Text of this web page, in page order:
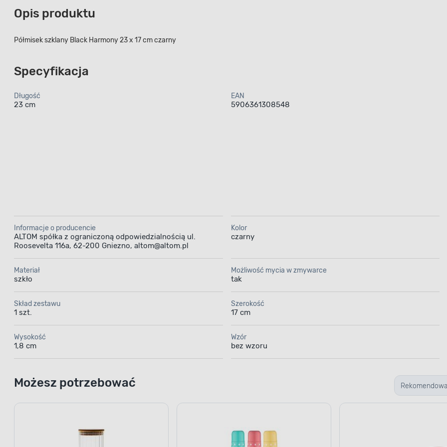
Opis produktu
Półmisek szklany Black Harmony 23 x 17 cm czarny
Specyfikacja
Długość
23 cm
EAN
5906361308548
Informacje o producencie
ALTOM spółka z ograniczoną odpowiedzialnością ul.
Roosevelta 116a, 62-200 Gniezno, altom@altom.pl
Kolor
czarny
Materiał
szkło
Możliwość mycia w zmywarce
tak
Skład zestawu
1 szt.
Szerokość
17 cm
Wysokość
1,8 cm
Wzór
bez wzoru
Możesz potrzebować